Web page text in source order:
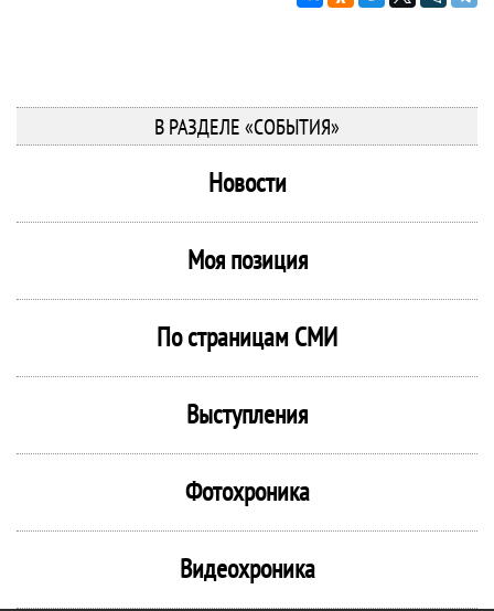
В РАЗДЕЛЕ «СОБЫТИЯ»
Новости
Моя позиция
По страницам СМИ
Выступления
Фотохроника
Видеохроника